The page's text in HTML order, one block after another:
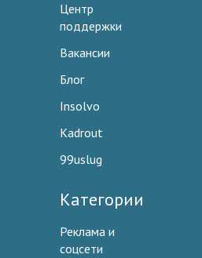
Центр
поддержки
Вакансии
Блог
Insolvo
Kadrout
99uslug
Категории
Реклама и
соцсети